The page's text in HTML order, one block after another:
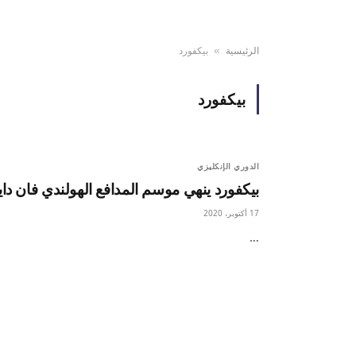
الرئيسية » بيكفورد
بيكفورد
الدوري الإنكليزي
بيكفورد ينهي موسم المدافع الهولندي فان
17 أكتوبر، 2020
…